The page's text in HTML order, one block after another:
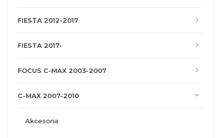
FIESTA 2012-2017
FIESTA 2017-
FOCUS C-MAX 2003-2007
C-MAX 2007-2010
akcesoria